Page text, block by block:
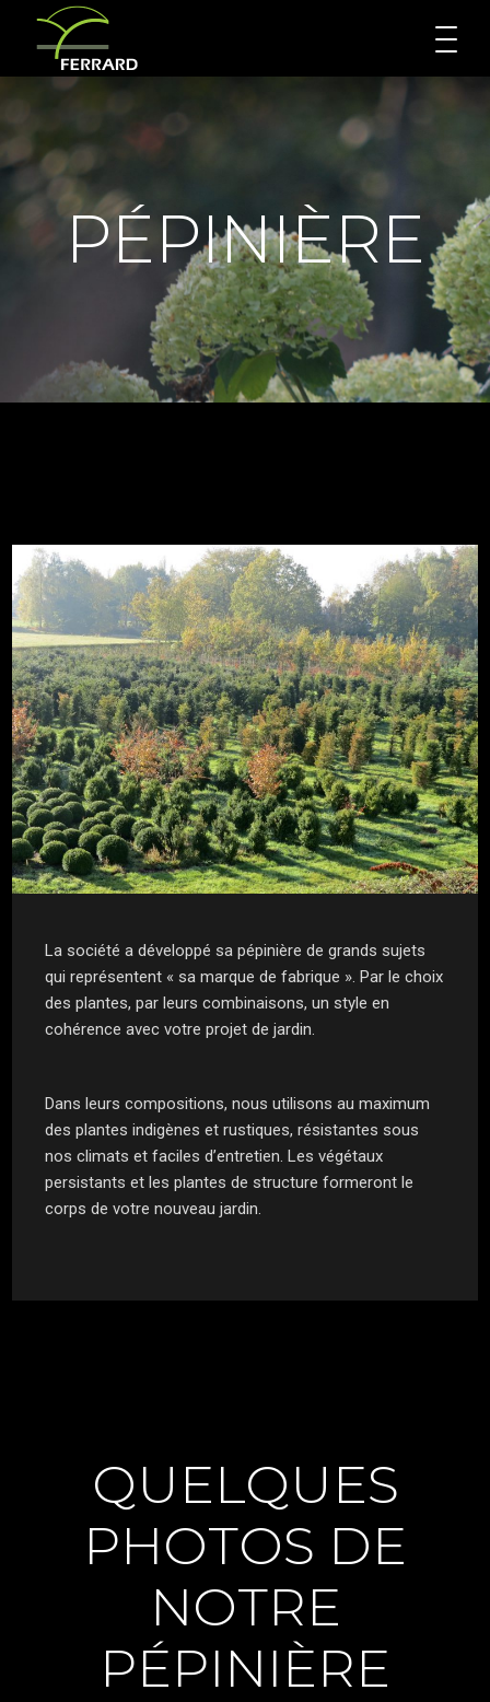
PÉPINIÈRE
La société a développé sa pépinière de grands sujets
qui représentent « sa marque de fabrique ». Par le choix
des plantes, par leurs combinaisons, un style en
cohérence avec votre projet de jardin.
Dans leurs compositions, nous utilisons au maximum
des plantes indigènes et rustiques, résistantes sous
nos climats et faciles d’entretien. Les végétaux
persistants et les plantes de structure formeront le
corps de votre nouveau jardin.
QUELQUES
PHOTOS DE
NOTRE
PÉPINIÈRE